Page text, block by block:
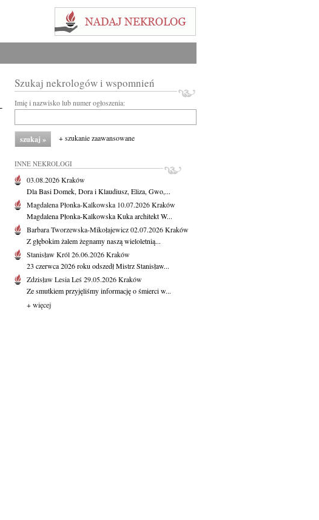
Szukaj nekrologów i wspomnień
Imię i nazwisko lub numer ogłoszenia:
+ szukanie zaawansowane
INNE NEKROLOGI
03.08.2026Kraków
Dla Basi Domek, Dora i Klaudiusz, Eliza, Gwo,...
Magdalena Płonka-Kalkowska 10.07.2026Kraków
Magdalena Płonka-Kalkowska Kuka architekt W...
Barbara Tworzewska-Mikołajewicz02.07.2026Kraków
Z głębokim żalem żegnamy naszą wieloletnią...
Stanisław Król26.06.2026Kraków
23 czerwca 2026 roku odszedł Mistrz Stanisław...
Zdzisław Lesia Leś29.05.2026Kraków
Ze smutkiem przyjęliśmy informację o śmierci w...
+ więcej